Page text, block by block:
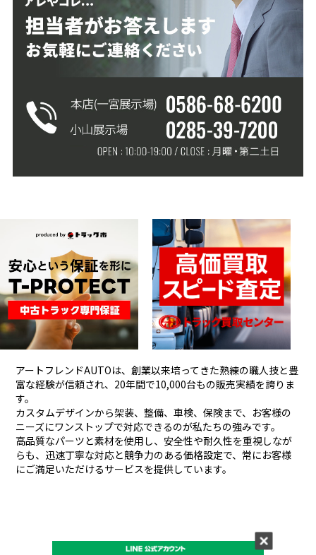
アートフレンドAUTOは、創業以来培ってきた熟練の職人技と豊
富な経験が信頼され、 20年間で10,000台もの販売実績を誇りま
す。
カスタムデザインから架装、整備、車検、保険まで、お客様の
ニーズにワンストップで対応できるのが私たちの強みです。
高品質なパーツと素材を使用し、安全性や耐久性を重視しなが
らも、 迅速丁寧な対応と競争力のある価格設定で、常にお客様
にご満足いただけるサービスを提供しています。